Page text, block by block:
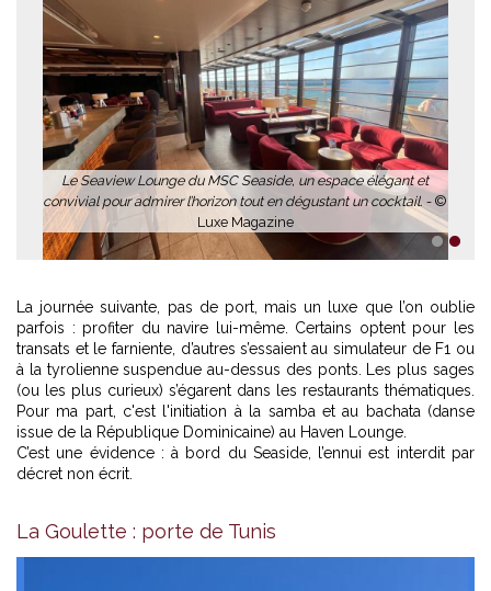
un espace élégant et
en dégustant un cocktail. -©
1 2
La journée suivante, pas de port, mais un luxe que l’on oublie
parfois : profiter du navire lui-même. Certains optent pour les
transats et le farniente, d’autres s’essaient au simulateur de F1 ou
à la tyrolienne suspendue au-dessus des ponts. Les plus sages
(ou les plus curieux) s’égarent dans les restaurants thématiques.
Pour ma part, c'est l'initiation à la samba et au bachata (danse
issue de la République Dominicaine) au Haven Lounge.
C’est une évidence : à bord du Seaside, l’ennui est interdit par
décret non écrit.
La Goulette : porte de Tunis